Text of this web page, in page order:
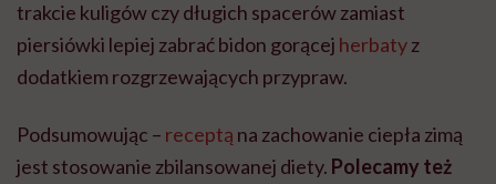
trakcie kuligów czy długich spacerów zamiast
piersiówki lepiej zabrać bidon gorącej herbatyz
dodatkiem rozgrzewających przypraw.
Podsumowując – receptą na zachowanie ciepła zimą
jest stosowanie zbilansowanej diety. Polecamy też